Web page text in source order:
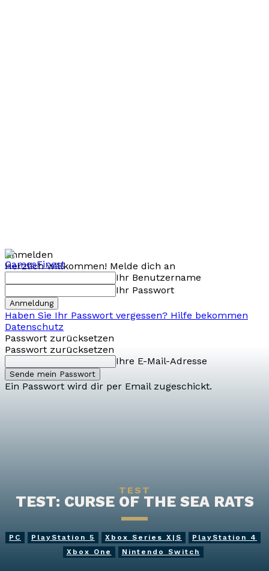
Anmelden
Herzlich willkommen! Melde dich an
Ihr Benutzername
Ihr Passwort
Haben Sie Ihr Passwort vergessen? Hilfe bekommen
Datenschutz
Passwort zurücksetzen
Passwort zurücksetzen
Ihre E-Mail-Adresse
Ein Passwort wird dir per Email zugeschickt.
TEST
TEST: CURSE OF THE SEA RATS
PC PlayStation 5 Xbox Series X|S
PlayStation 4
Xbox One
Nintendo Switch